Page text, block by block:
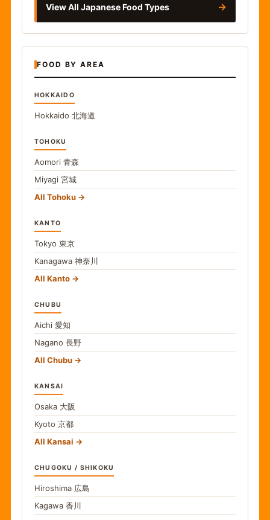
View All Japanese Food Types →
FOOD BY AREA
HOKKAIDO
Hokkaido 北海道
TOHOKU
Aomori 青森
Miyagi 宮城
All Tohoku
KANTO
Tokyo 東京
Kanagawa 神奈川
All Kanto
CHUBU
Aichi 愛知
Nagano 長野
All Chubu
KANSAI
Osaka 大阪
Kyoto 京都
All Kansai
CHUGOKU / SHIKOKU
Hiroshima 広島
Kagawa 香川